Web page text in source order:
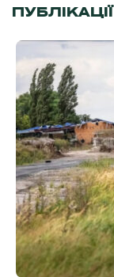
ПУБЛІКАЦІЇ